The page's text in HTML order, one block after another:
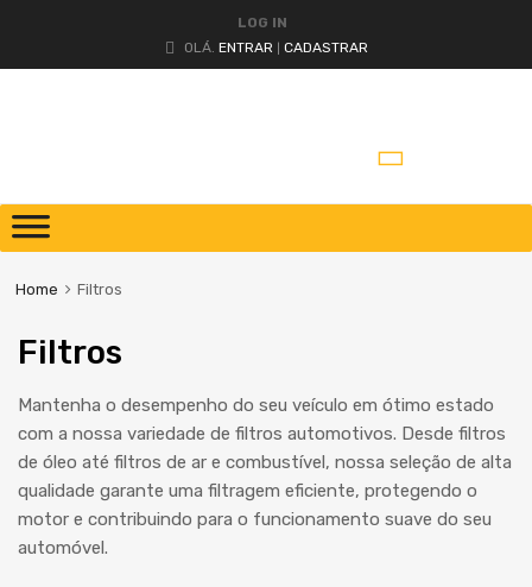
LOG IN
OLÁ. ENTRAR CADASTRAR
Home Filtros
Filtros
Mantenha o desempenho do seu veículo em ótimo estado
com a nossa variedade de filtros automotivos. Desde filtros
de óleo até filtros de ar e combustível, nossa seleção de alta
qualidade garante uma filtragem eficiente, protegendo o
motor e contribuindo para o funcionamento suave do seu
automóvel.